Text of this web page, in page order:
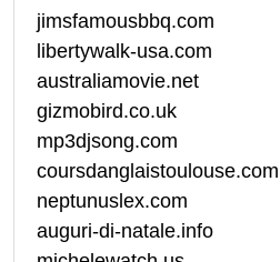
jimsfamousbbq.com
libertywalk-usa.com
australiamovie.net
gizmobird.co.uk
mp3djsong.com
coursdanglaistoulouse.com
neptunuslex.com
auguri-di-natale.info